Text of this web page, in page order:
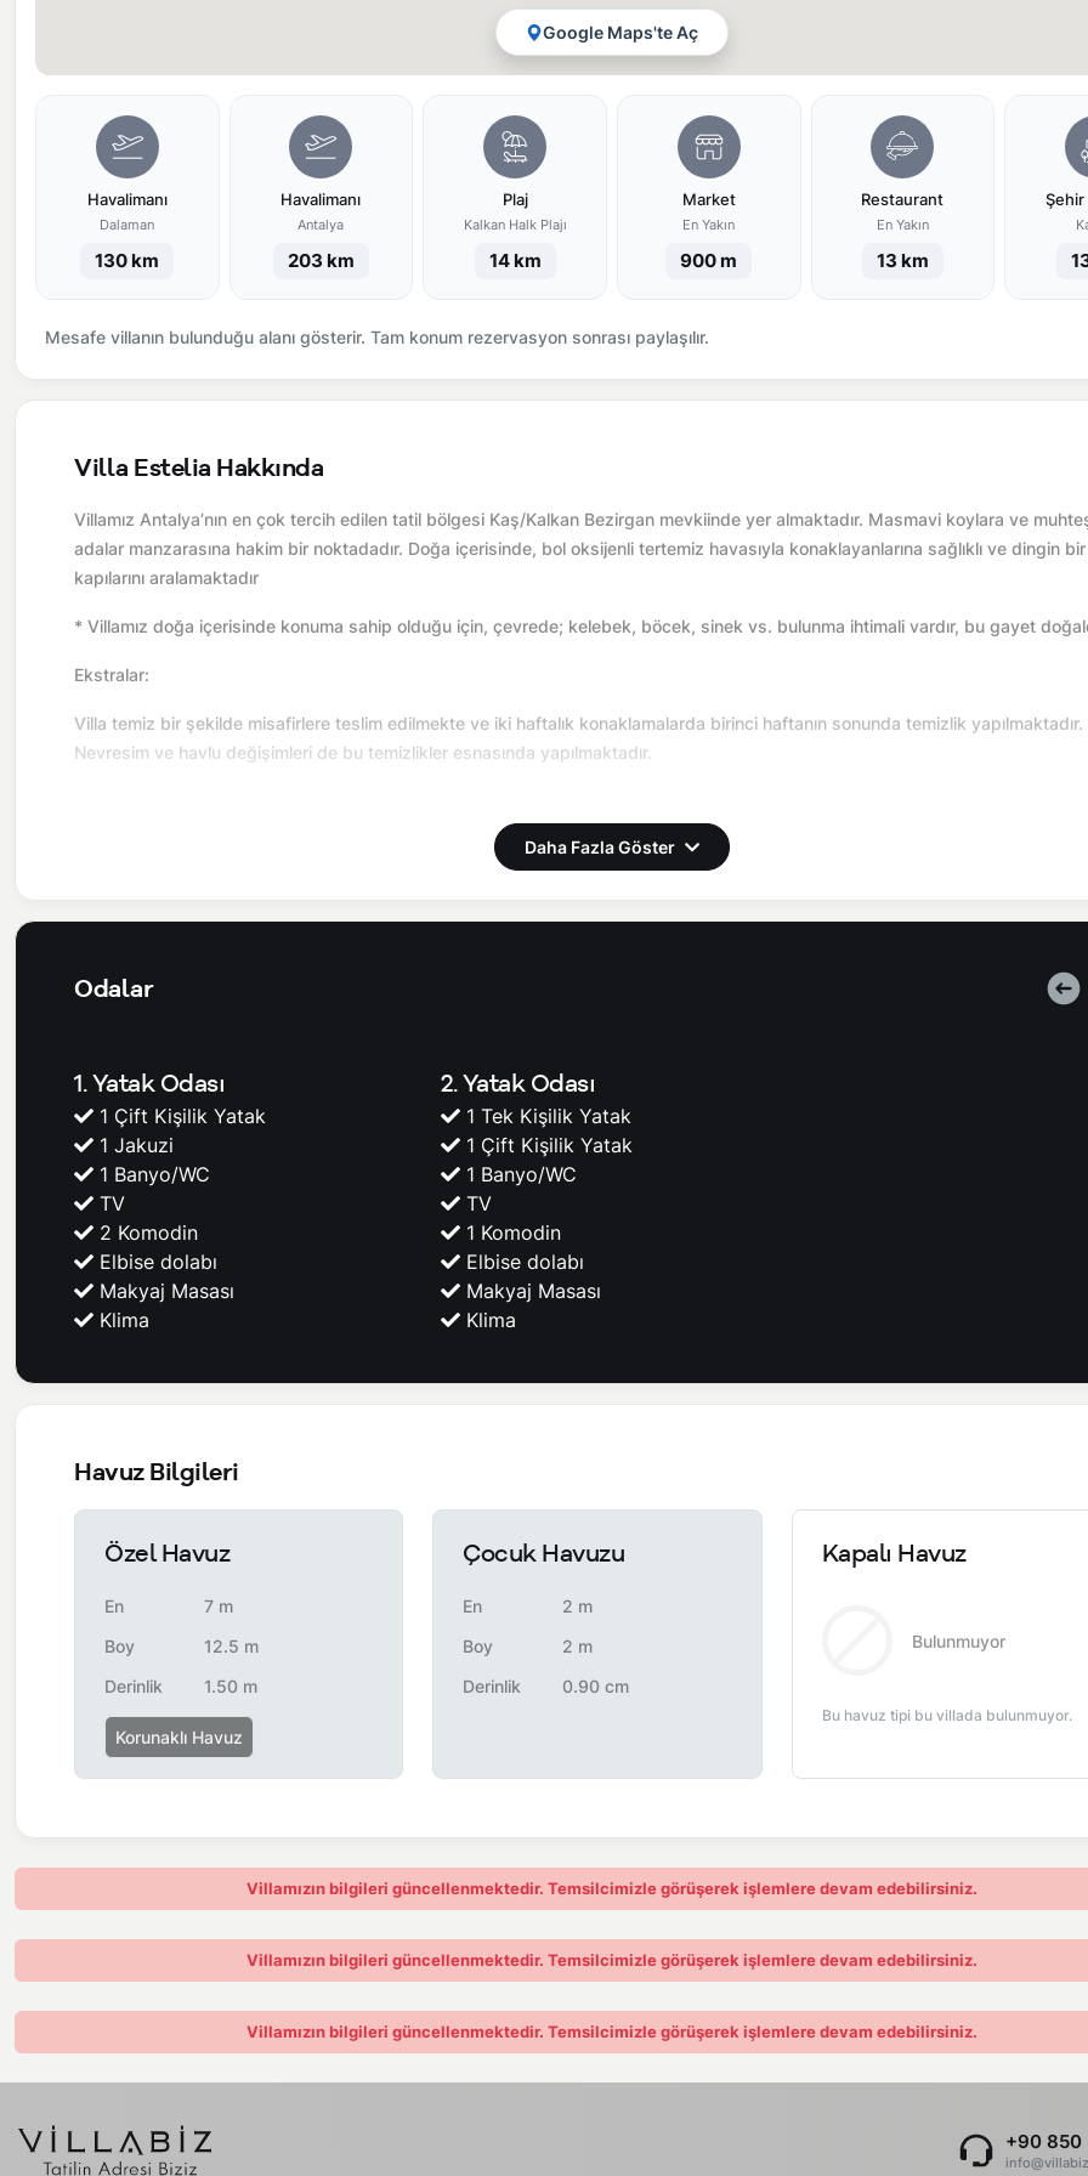
Google Maps'te Aç
Havalimanı
Dalaman
130 km
Havalimanı
Antalya
203 km
Plaj
Kalkan Halk Plajı
14 km
Market
En Yakın
900 m
Restaurant
En Yakın
13 km
Mesafe villanın bulunduğu alanı gösterir. Tam konum rezervasyon sonrası paylaşılır.
Villa Estelia Hakkında
Villamız Antalya’nın en çok tercih edilen tatil bölgesi Kaş/Kalkan Bezirgan mevkiinde yer almaktadır. Masmavi koylara ve
adalar manzarasına hakim bir noktadadır. Doğa içerisinde, bol oksijenli tertemiz havasıyla konaklayanlarına sağlıklı ve dingin
kapılarını aralamaktadır
* Villamız doğa içerisinde konuma sahip olduğu için, çevrede; kelebek, böcek, sinek vs. bulunma ihtimali vardır, bu gayet
Ekstralar:
Villa temiz bir şekilde misafirlere teslim edilmekte ve iki haftalık konaklamalarda birinci haftanın sonunda temizlik yapılmaktadır.
Nevresim ve havlu değişimleri de bu temizlikler esnasında yapılmaktadır.
Elektrik, su, gaz ücretleri villa kiralama fiyatına dahildir. Ayrıca bir ücret talep edilmemektedir. Ekstra temizlik, ekstra yeni çarşaf
Daha Fazla Göster
Odalar
1. Yatak Odası
1 Çift Kişilik Yatak
1 Jakuzi
1 Banyo/WC
TV
2 Komodin
Elbise dolabı
Makyaj Masası
Klima
2. Yatak Odası
1 Tek Kişilik Yatak
1 Çift Kişilik Yatak
1 Banyo/WC
TV
1 Komodin
Elbise dolabı
Makyaj Masası
Klima
Havuz Bilgileri
Özel Havuz
En
7 m
Boy
12.5 m
Derinlik
1.50 m
Korunaklı Havuz
Çocuk Havuzu
En
2 m
Boy
2 m
Derinlik
0.90 cm
Kapalı Havuz
Bulunmuyor
Bu havuz tipi bu villada bulunmuyor.
Villamızın bilgileri güncellenmektedir. Temsilcimizle görüşerek işlemlere devam edebilirsiniz.
Villamızın bilgileri güncellenmektedir. Temsilcimizle görüşerek işlemlere devam edebilirsiniz.
Villamızın bilgileri güncellenmektedir. Temsilcimizle görüşerek işlemlere devam edebilirsiniz.
+90 850